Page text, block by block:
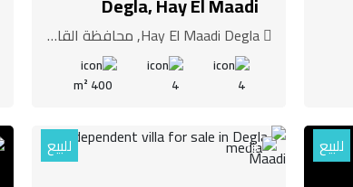
Hay El Maadi Degla, محافظة القاهرة
4
4
400 m²
للبيع 18 للبيع